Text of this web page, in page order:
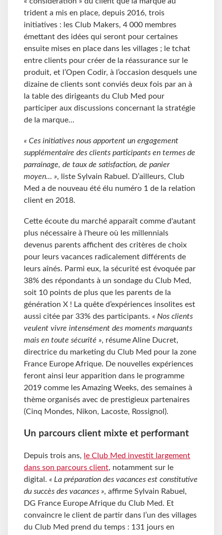
trident a mis en place, depuis 2016, trois
initiatives : les Club Makers, 4 000 membres
émettant des idées qui seront pour certaines
ensuite mises en place dans les villages ; le tchat
entre clients pour créer de la réassurance sur le
produit, et l’Open Codir, à l’occasion desquels une
dizaine de clients sont conviés deux fois par an à
la table des dirigeants du Club Med pour
participer aux discussions concernant la stratégie
de la marque…
« Ces initiatives nous apportent un engagement
supplémentaire des clients participants en termes de
parrainage, de taux de satisfaction, de panier
moyen… », liste Sylvain Rabuel. D’ailleurs, Club
Med a de nouveau été élu numéro 1 de la relation
client en 2018.
Cette écoute du marché apparaît comme d'autant
plus nécessaire à l'heure où les millennials
devenus parents affichent des critères de choix
pour leurs vacances radicalement différents de
leurs aînés. Parmi eux, la sécurité est évoquée par
38% des répondants à un sondage du Club Med,
soit 10 points de plus que les parents de la
génération X ! La quête d’expériences insolites est
aussi citée par 33% des participants. « Nos clients
veulent vivre intensément des moments marquants
mais en toute sécurité », résume Aline Ducret,
directrice du marketing du Club Med pour la zone
France Europe Afrique. De nouvelles expériences
feront ainsi leur apparition dans le programme
2019 comme les Amazing Weeks, des semaines à
thème organisés avec de prestigieux partenaires
(Cinq Mondes, Nikon, Lacoste, Rossignol).
Un parcours client mixte et performant
Depuis trois ans, le Club Med investit largement
dans son parcours client, notamment sur le
digital. « La préparation des vacances est constitutive
du succès des vacances », affirme Sylvain Rabuel,
DG France Europe Afrique du Club Med. Et
convaincre le client de partir dans l’un des villages
du Club Med prend du temps : 131 jours en